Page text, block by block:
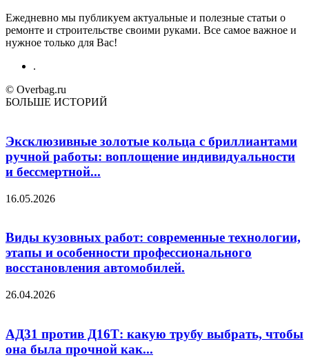
Ежедневно мы публикуем актуальные и полезные статьи о
ремонте и строительстве своими руками. Все самое важное и
нужное только для Вас!
.
© Overbag.ru
БОЛЬШЕ ИСТОРИЙ
Эксклюзивные золотые кольца с бриллиантами
ручной работы: воплощение индивидуальности
и бессмертной...
16.05.2026
Виды кузовных работ: современные технологии,
этапы и особенности профессионального
восстановления автомобилей.
26.04.2026
АД31 против Д16Т: какую трубу выбрать, чтобы
она была прочной как...